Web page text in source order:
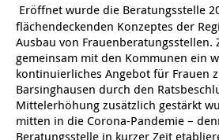
Kindertagesstätte Johannes-
Kindertagesstätte Klaus-
“Mäuseburg” /
Kindertagesstätte König-
Kindertagesstätte Langes Feld
Kindertagesstätte
Kindertagesstätte Hiltrud-
Kindertagesstätte Ibykusweg /
Kindertagesstätte Johannes-
Eröffnet wurde die Beratungsstelle
flächendeckenden Konzeptes der
Ausbau von Frauenberatungsstellen.
gemeinsam mit den Kommunen ein
kontinuierliches Angebot für Frauen
Barsinghausen durch den
Mittelerhöhung zusätzlich gestärkt
mitten in die Corona-Pandemie –
Beratungsstelle in kurzer Zeit